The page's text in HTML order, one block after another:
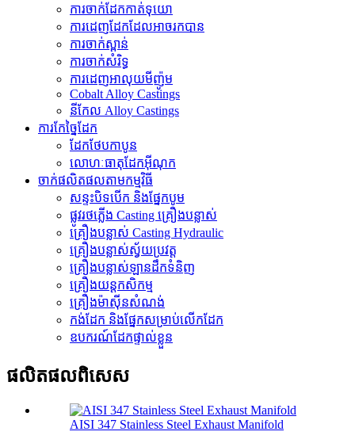
ការ​ចាក់​ដែក​កាត់​ទុយោ
ការ​ដេញ​ដែក​ដែល​អាច​រក​បាន​
ការចាក់ស្ពាន់
ការចាក់សំរិទ្ធ
ការ​ដេញ​អាលុយ​មីញ៉ូ​ម​
Cobalt Alloy Castings
នីកែល Alloy Castings
ការកែច្នៃដែក
ដែកថែបកាបូន
លោហៈធាតុដែកអ៊ីណុក
ចាក់ផលិតផលតាមកម្មវិធី
សន្ទះបិទបើក និងផ្នែកបូម
ផ្លូវរថភ្លើង Casting គ្រឿងបន្លាស់
គ្រឿងបន្លាស់ Casting Hydraulic
គ្រឿងបន្លាស់ស្វ័យប្រវត្ត
គ្រឿងបន្លាស់ឡានដឹកទំនិញ
គ្រឿងយន្តកសិកម្ម
គ្រឿងម៉ាស៊ីនសំណង់
កង់​ដែក និង​ផ្នែក​សម្រាប់​លើក​ដែក
ឧបករណ៍ដែកផ្ទាល់ខ្លួន
ផលិតផលពិសេស
AISI 347 Stainless Steel Exhaust Manifold